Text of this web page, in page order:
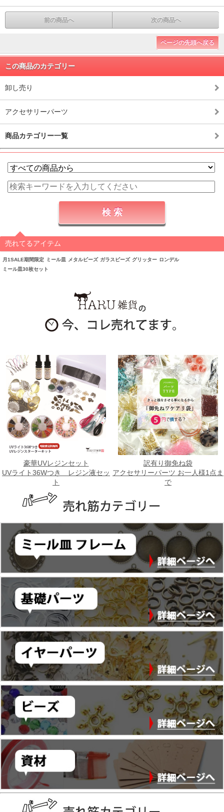
前の商品へ 次の商品へ
ページの先頭へ戻る
この商品のカテゴリー
卸し売り
アクセサリーパーツ
商品カテゴリー一覧
売れてるアイテム
月1SALE期間限定 ミール皿 メタルビーズ ガラスビーズ グリッター ロンデル
ミール皿30枚セット
豪華UVレジンセット
UVライト36Wつき レジン液セッ
ト
訳有り御免ね袋
アクセサリーパーツ お一人様1点ま
で